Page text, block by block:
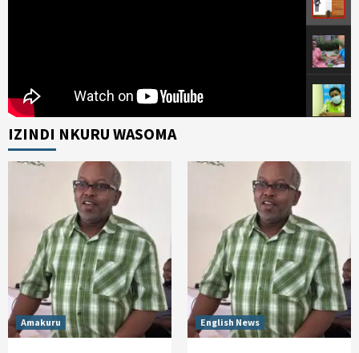
IZINDI NKURU WASOMA
Amakuru English News